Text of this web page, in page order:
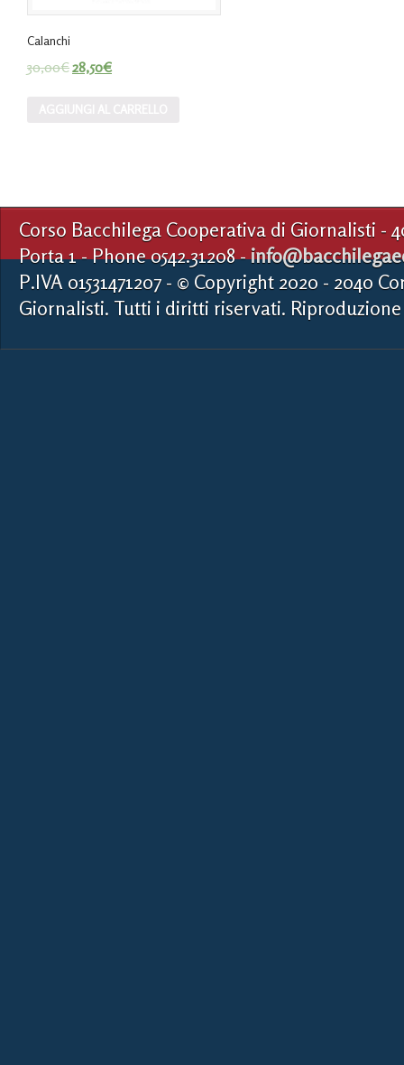
Calanchi
30,00€28,50€
Corso Bacchilega Cooperativa di Giornalisti -
Porta 1 - Phone 0542.31208 -
P.IVA 01531471207 - © Copyright 2020 - 2040
Giornalisti. Tutti i diritti riservati.